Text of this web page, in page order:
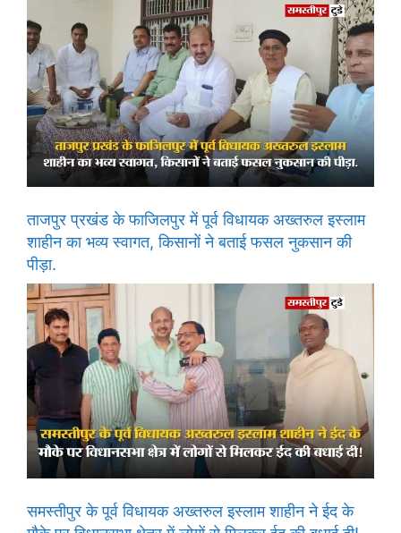
ताजपुर प्रखंड के फाजिलपुर में पूर्व विधायक अख्तरुल इस्लाम
शाहीन का भव्य स्वागत, किसानों ने बताई फसल नुकसान की
पीड़ा.
समस्तीपुर के पूर्व विधायक अख्तरुल इस्लाम शाहीन ने ईद के